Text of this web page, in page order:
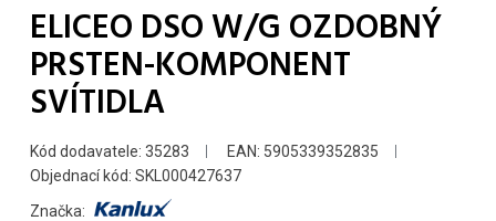
ELICEO DSO W/G OZDOBNÝ
PRSTEN-KOMPONENT
SVÍTIDLA
Kód dodavatele: 35283
EAN: 5905339352835
Objednací kód: SKL000427637
Značka: